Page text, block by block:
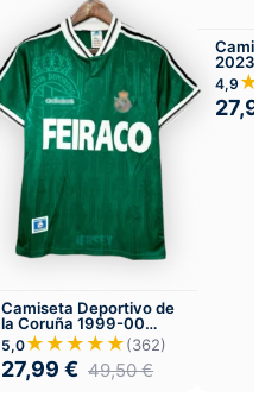
Camiseta Deportivo de
la Coruña 1999-00
visitante
5,0★★★★★(362)
27,99 € 49,50€
2023-
Infantil
4,9
27,99